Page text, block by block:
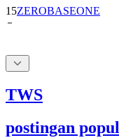
15ZEROBASEONE
TWS
postingan